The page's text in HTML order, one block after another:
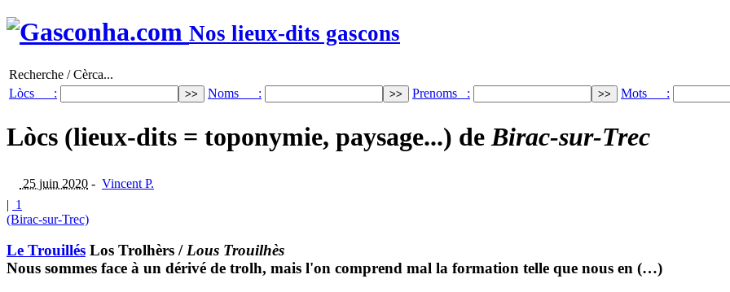
Nos lieux-dits gascons
Recherche / Cèrca...
Lòcs :
Noms : Prenoms : Mots :
Lòcs (lieux-dits = toponymie, paysage...) deBirac-sur-Trec
25 juin 2020 - Vincent P.
| 1
(Birac-sur-Trec)
Le Trouillés Los Trolhèrs /Lous Trouilhès
Nous sommes face à un dérivé de trolh, mais l'on comprend mal la formation telle que nous en (…)